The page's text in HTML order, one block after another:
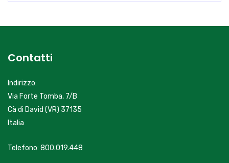
Contatti
Indirizzo:
Via Forte Tomba, 7/B
Cà di David (VR) 37135
Italia
Telefono: 800.019.448